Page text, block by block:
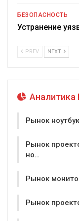
БЕЗОПАСНОСТЬ
Устранение
PREV NEXT
Рынок
Рынок
но…
Рынок
Рынок